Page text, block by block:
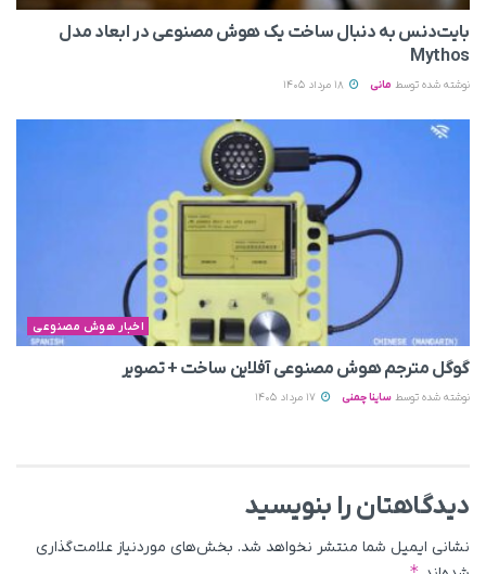
بایت‌دنس به‌ دنبال ساخت یک هوش مصنوعی در ابعاد مدل
Mythos
نوشته شده توسط مانی
اخبار هوش مصنوعی
گوگل مترجم هوش مصنوعی آفلاین ساخت + تصویر
نوشته شده توسط ساینا چمنی
دیدگاهتان را بنویسید
نشانی ایمیل شما منتشر نخواهد شد. بخش‌های موردنیاز علامت‌گذاری